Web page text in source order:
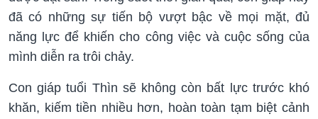
đã có những sự tiến bộ vượt bậc về mọi mặt, đủ
năng lực để khiến cho công việc và cuộc sống của
mình diễn ra trôi chảy.
Con giáp tuổi Thìn sẽ không còn bất lực trước khó
khăn, kiếm tiền nhiều hơn, hoàn toàn tạm biệt cảnh